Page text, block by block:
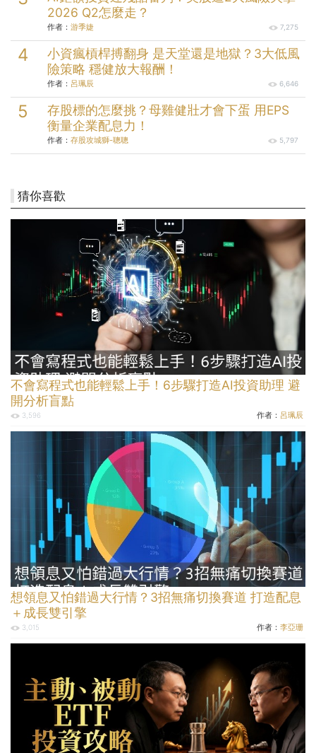
2026 Q2怎麼走？
作者： 游季婕 7,275
小資瘋槓桿搏翻身 是天堂還是地獄？3大低風
險策略 穩健放大報酬！
作者： 呂珮辰 6,646
存股標的怎麼挑？母雞健壯才會下蛋 用EPS
衡量企業配息力！
作者： 存股攻城獅-聰聰 5,797
猜你喜歡
不會寫程式也能輕鬆上手！6步驟打造AI投資助理 避
開分析盲點
3,596 作者： 呂珮辰
想領息又怕錯過大行情？3招無痛切換賽道 打造配息
＋成長雙引擎
3,015 作者： 李亞珊